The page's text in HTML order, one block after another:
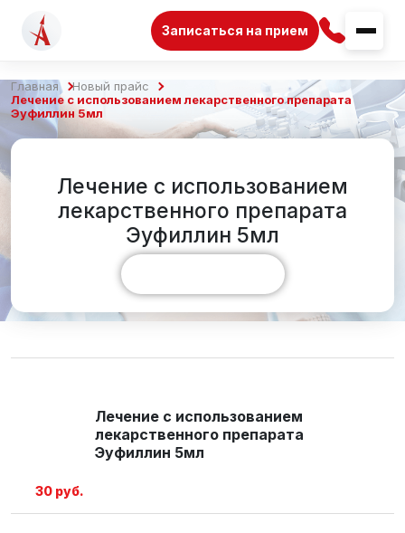
Записаться на прием
Главная
Новый прайс
Лечение с использованием лекарственного препарата
Эуфиллин 5мл
Лечение с использованием
лекарственного препарата
Эуфиллин 5мл
Лечение с использованием
лекарственного препарата
Эуфиллин 5мл
30 руб.